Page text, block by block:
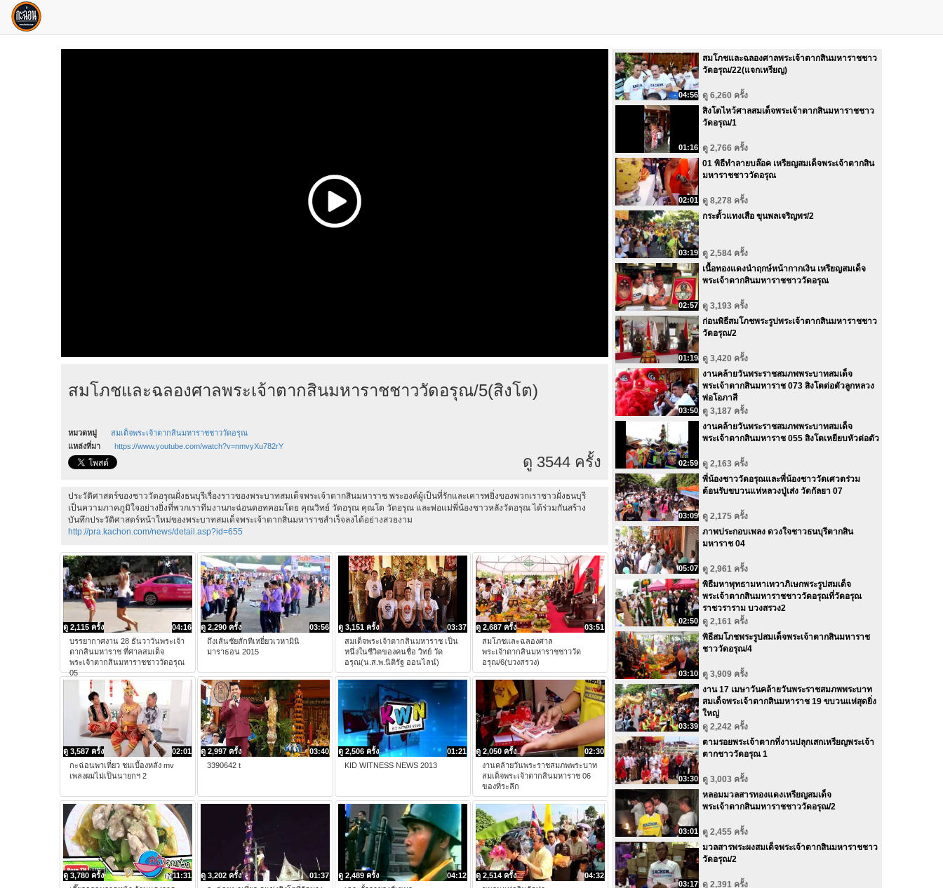
สมโภชและฉลองศาลพระเจ้าตากสินมหาราชชาววัดอรุณ/5(สิงโต)
หมวดหมู่
สมเด็จพระเจ้าตากสินมหาราชชาววัดอรุณ
แหล่งที่มา
https://www.youtube.com/watch?v=nmvyXu782rY
ดู 3544 ครั้ง
ประวัติศาสตร์ของชาววัดอรุณฝั่งธนบุรีเรื่องราวของพระบาทสมเด็จพระเจ้าตากสินมหาราช พระองค์ผู้เป็นที่รักและเคารพยิ่งของพวกเราชาวฝั่งธนบุรี
เป็นความภาคภูมิใจอย่างยิ่งที่พวกเราทีมงานกะฉ่อนดอทคอมโดย คุณวิทย์ วัดอรุณ คุณโต วัดอรุณ และพ่อแม่พี่น้องชาวหลังวัดอรุณ ได้ร่วมกันสร้าง
บันทึกประวัติศาสตร์หน้าใหม่ของพระบาทสมเด็จพระเจ้าตากสินมหาราชสำเร็จลงได้อย่างสวยงาม
http://pra.kachon.com/news/detail.asp?id=655
04:16
ดู 2,115 ครั้ง
บรรยากาศงาน 28 ธันวาวันพระเจ้า
ตากสินมหาราช ที่ศาลสมเด็จ
พระเจ้าตากสินมหาราชชาววัดอรุณ
05
03:56
ดู 2,290 ครั้ง
ถึงเส้นชัยสักทีเหยี่ยวเวหามินิ
มาราธอน 2015
03:37
ดู 3,151 ครั้ง
สมเด็จพระเจ้าตากสินมหาราช เป็น
หนึ่งในชีวิตของคนชื่อ วิทย์ วัด
อรุณ(น.ส.พ.นิติรัฐ ออนไลน์)
03:51
ดู 2,687 ครั้ง
สมโภชและฉลองศาล
พระเจ้าตากสินมหาราชชาววัด
อรุณ/6(บวงสรวง)
02:01
ดู 3,587 ครั้ง
กะฉ่อนพาเที่ยว ชมเบื้องหลัง mv
เพลงผมไม่เป็นนายกฯ 2
03:40
ดู 2,997 ครั้ง
3390642 t
01:21
ดู 2,506 ครั้ง
KID WITNESS NEWS 2013
02:30
ดู 2,050 ครั้ง
งานคล้ายวันพระราชสมภพพระบาท
สมเด็จพระเจ้าตากสินมหาราช 06
ของที่ระลึก
11:31
ดู 3,780 ครั้ง
01:37
ดู 3,202 ครั้ง
04:12
ดู 2,489 ครั้ง
04:32
ดู 2,514 ครั้ง
04:56
สมโภชและฉลองศาลพระเจ้าตากสินมหาราชชาว
วัดอรุณ/22(แจกเหรียญ)
ดู 6,260 ครั้ง
01:16
สิงโตไหว้ศาลสมเด็จพระเจ้าตากสินมหาราชชาว
วัดอรุณ/1
ดู 2,766 ครั้ง
02:01
01 พิธีทำลายบล๊อค เหรียญสมเด็จพระเจ้าตากสิน
มหาราชชาววัดอรุณ
ดู 8,278 ครั้ง
03:19
กระตั้วแทงเสือ ขุนพลเจริญพร/2
ดู 2,584 ครั้ง
02:57
เนื้อทองแดงนำฤกษ์หน้ากากเงิน เหรียญสมเด็จ
พระเจ้าตากสินมหาราชชาววัดอรุณ
ดู 3,193 ครั้ง
01:19
ก่อนพิธีสมโภชพระรูปพระเจ้าตากสินมหาราชชาว
วัดอรุณ/2
ดู 3,420 ครั้ง
03:50
งานคล้ายวันพระราชสมภพพระบาทสมเด็จ
พระเจ้าตากสินมหาราช 073 สิงโตต่อตัวลูกหลวง
พ่อโอภาสี
ดู 3,187 ครั้ง
02:59
งานคล้ายวันพระราชสมภพพระบาทสมเด็จ
พระเจ้าตากสินมหาราช 055 สิงโตเหยียบหัวต่อตัว
ดู 2,163 ครั้ง
03:09
พี่น้องชาววัดอรุณและพี่น้องชาววัดเศวตร่วม
ต้อนรับขบวนแห่หลวงปู่เส่ง วัดกัลยา 07
ดู 2,175 ครั้ง
05:07
ภาพประกอบเพลง ดวงใจชาวธนบุรีตากสิน
มหาราช 04
ดู 2,961 ครั้ง
02:50
พิธีมหาพุทธามหาเทวาภิเษกพระรูปสมเด็จ
พระเจ้าตากสินมหาราชชาววัดอรุณที่วัดอรุณ
ราชวราราม บวงสรวง2
ดู 2,161 ครั้ง
03:10
พิธีสมโภชพระรูปสมเด็จพระเจ้าตากสินมหาราช
ชาววัดอรุณ/4
ดู 3,909 ครั้ง
03:39
งาน 17 เมษาวันคล้ายวันพระราชสมภพพระบาท
สมเด็จพระเจ้าตากสินมหาราช 19 ขบวนแห่สุดยิ่ง
ใหญ่
ดู 2,242 ครั้ง
03:30
ตามรอยพระเจ้าตากที่งานปลุกเสกเหรียญพระเจ้า
ตากชาววัดอรุณ 1
ดู 3,003 ครั้ง
03:01
หลอมมวลสารทองแดงเหรียญสมเด็จ
พระเจ้าตากสินมหาราชชาววัดอรุณ/2
ดู 2,455 ครั้ง
03:17
มวลสารพระผงสมเด็จพระเจ้าตากสินมหาราชชาว
วัดอรุณ/2
ดู 2,391 ครั้ง